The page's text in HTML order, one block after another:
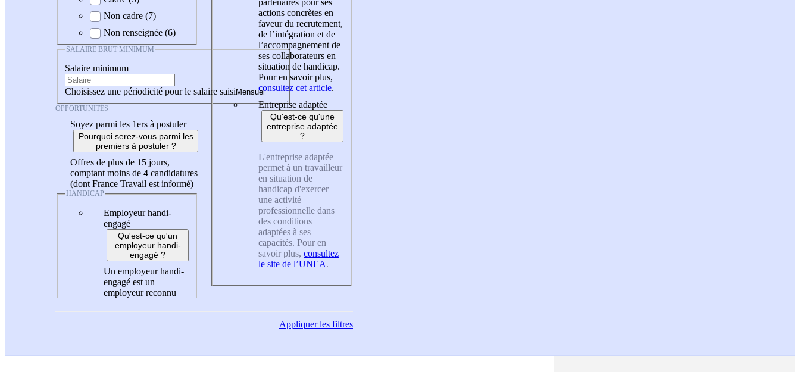
Non cadre (7)
Non renseignée (6)
SALAIRE BRUT MINIMUM
Salaire minimum
Choisissez une périodicité pour le salaire saisi
OPPORTUNITÉS
Soyez parmi les 1ers à postuler
Pourquoi serez-vous parmi les
premiers à postuler ?
Offres de plus de 15 jours,
comptant moins de 4 candidatures
(dont France Travail est informé)
HANDICAP
Employeur handi-
engagé
Qu'est-ce qu'un
employeur handi-
engagé ?
Un employeur handi-
engagé est un
employeur reconnu
partenaires pour ses
actions concrètes en
faveur du recrutement,
de l’intégration et de
l’accompagnement de
ses collaborateurs en
situation de handicap.
Pour en savoir plus,
consultez cet article.
Entreprise adaptée
Qu'est-ce qu'une
entreprise adaptée
?
L'entreprise adaptée
permet à un travailleur
en situation de
handicap d'exercer
une activité
professionnelle dans
des conditions
adaptées à ses
capacités. Pour en
savoir plus, consultez
le site de l’UNEA.
Appliquerles filtres